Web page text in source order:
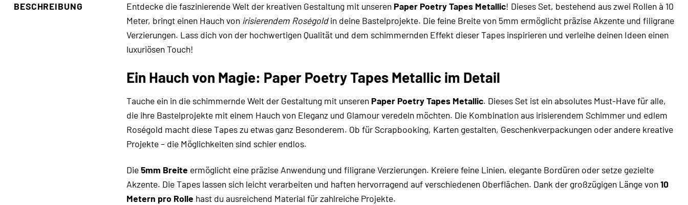
BESCHREIBUNG Entdecke die faszinierende Welt der kreativen Gestaltung mit unseren Paper Poetry Tapes Metallic! Dieses Set, bestehend aus zwei Rollen à 10
Meter, bringt einen Hauch von irisierendem Roségoldin deine Bastelprojekte. Die feine Breite von 5mm ermöglicht präzise Akzente und filigrane
Verzierungen. Lass dich von der hochwertigen Qualität und dem schimmernden Effekt dieser Tapes inspirieren und verleihe deinen Ideen einen
luxuriösen Touch!
Ein Hauch von Magie: Paper Poetry Tapes Metallic im Detail
Tauche ein in die schimmernde Welt der Gestaltung mit unseren Paper Poetry Tapes Metallic. Dieses Set ist ein absolutes Must-Have für alle,
die ihre Bastelprojekte mit einem Hauch von Eleganz und Glamour veredeln möchten. Die Kombination aus irisierendem Schimmer und edlem
Roségold macht diese Tapes zu etwas ganz Besonderem. Ob für Scrapbooking, Karten gestalten, Geschenkverpackungen oder andere kreative
Projekte – die Möglichkeiten sind schier endlos.
Die5mm Breite ermöglicht eine präzise Anwendung und filigrane Verzierungen. Kreiere feine Linien, elegante Bordüren oder setze gezielte
Akzente. Die Tapes lassen sich leicht verarbeiten und haften hervorragend auf verschiedenen Oberflächen. Dank der großzügigen Länge von10
Metern pro Rolle hast du ausreichend Material für zahlreiche Projekte.